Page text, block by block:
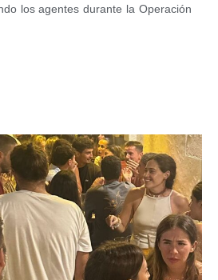
los agentes durante la Operación